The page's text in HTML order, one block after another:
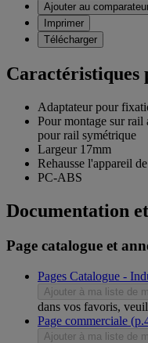
Ajouter au
Imprimer
Télécharger
Caractéristiques
Adaptateur pour
Pour montage sur
pour rail symétrique
Largeur 17mm
Rehausse l'appareil
PC-ABS
Documentation
Page catalogue et
Pages Catalogue -
Ajouter à ma liste de
dans vos favoris,
Page commerciale
Ajouter à ma liste de